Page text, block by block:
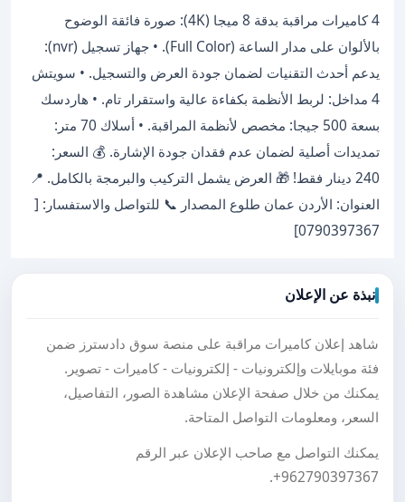
4 كاميرات مراقبة بدقة 8 ميجا (4K): صورة فائقة الوضوح
بالألوان على مدار الساعة (Full Color). • جهاز تسجيل (nvr):
يدعم أحدث التقنيات لضمان جودة العرض والتسجيل. • سويتش
4 مداخل: لربط الأنظمة بكفاءة عالية واستقرار تام. • هاردسك
بسعة 500 جيجا: مخصص لأنظمة المراقبة. • أسلاك 70 متر:
تمديدات أصلية لضمان عدم فقدان جودة الإشارة. 💰 السعر:
240 دينار فقط! 🎁 العرض يشمل التركيب والبرمجة بالكامل. 📍
العنوان: الأردن عمان طلوع المصدار 📞 للتواصل والاستفسار: [
0790397367]
نبذة عن الإعلان
شاهد إعلان كاميرات مراقبة على منصة سوق دادسترز ضمن
فئة موبايلات وإلكترونيات - إلكترونيات - كاميرات - تصوير.
يمكنك من خلال صفحة الإعلان مشاهدة الصور، التفاصيل،
السعر، ومعلومات التواصل المتاحة.
يمكنك التواصل مع صاحب الإعلان عبر الرقم
+962790397367
.